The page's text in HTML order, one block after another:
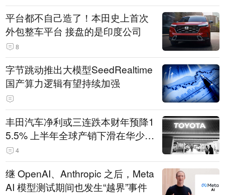
平台都不自己造了！本田史上首次
外包整车平台 接盘的是印度公司
8
字节跳动推出大模型SeedRealtime
国产算力逻辑有望持续加强
丰田汽车净利或三连跌本财年预降1
5.5% 上半年全球产销下滑在华少卖
14.3万辆
4
继 OpenAI、Anthropic 之后，Meta
AI 模型测试期间也发生“越界”事件